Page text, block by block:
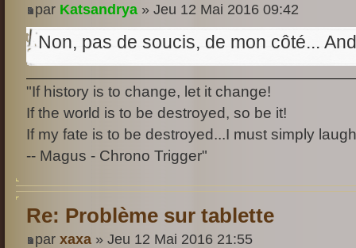
par Katsandrya » Jeu 12 Mai 2016 09:42
Non, pas de soucis, de mon côté...
"If history is to change, let it change!
If the world is to be destroyed, so be it!
If my fate is to be destroyed...I must simply
-- Magus - Chrono Trigger"
Re: Problème sur tablette
par xaxa » Jeu 12 Mai 2016 21:55